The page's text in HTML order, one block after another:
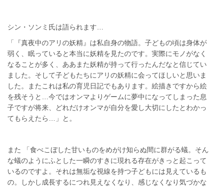
シン・ソンミ氏は語られます…
「『真夜中のアリの妖精』は私自身の物語。子どもの頃は身体が
弱く、眠っていると本当に妖精を見たのです。実際にモノがなく
なることが多く、ああまた妖精が持って行ったんだなと信じてい
ました。そして子どもたちにアリの妖精に会ってほしいと思いま
した。またこれは私の育児日記でもあります。絵描きですから絵
を残そうと…今ではオンマよりゲームに夢中になってしまった息
子ですが将来、どれだけオンマが自分を愛し大切にしたとわかっ
てもらえたら…」と。
また 「食べこぼした甘いものをめがけ知らぬ間に群がる蟻。そん
な蟻のようにふとした一瞬のすきに現れる存在がきっと起こって
いるのですよ。それは無垢な視線を持つ子どもには見えているも
の。しかし成長するにつれ見えなくなり、感じなくなり気づかな